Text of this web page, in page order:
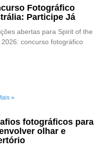
Fotográfico
Participe Já
abertas para Spirit of the
2026: concurso fotográfico
»
fotográficos para
olhar e